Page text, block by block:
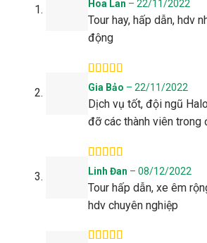
sao
Hoa Lan – 22/11/2022
Tour hay, hấp dẫn, hdv
động
Được xếp
sao
Gia Bảo – 22/11/2022
Dịch vụ tốt, đội ngũ
đỡ các thành viên trong
Được xếp
5 sao
Linh Đan – 08/12/2022
Tour hấp dẫn, xe êm
hdv chuyên nghiệp